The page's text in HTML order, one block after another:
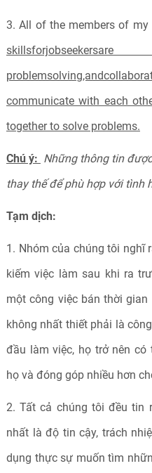
3. All of the members of my
communicate with each
together to solve problems.
Chú ý: Những thông tin
thay thế để phù hợp với tình
Tạm dịch:
1. Nhóm của chúng tôi nghĩ
kiếm việc làm sau khi ra
một công việc bán thời
không nhất thiết phải là
đầu làm việc, họ trở nên có
họ và đóng góp nhiều hơn
2. Tất cả chúng tôi đều tin
nhất là độ tin cậy, trách
dụng thực sự muốn tìm